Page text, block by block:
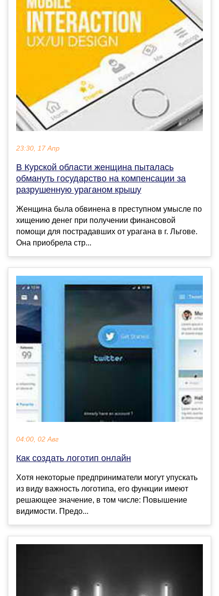
23:30, 17 Апр
В Курской области женщина пыталась
обмануть государство на компенсации за
разрушенную ураганом крышу
Женщина была обвинена в преступном умысле по
хищению денег при получении финансовой
помощи для пострадавших от урагана в г. Льгове.
Она приобрела стр...
04:00, 02 Авг
Как создать логотип онлайн
Хотя некоторые предприниматели могут упускать
из виду важность логотипа, его функции имеют
решающее значение, в том числе: Повышение
видимости. Предо...